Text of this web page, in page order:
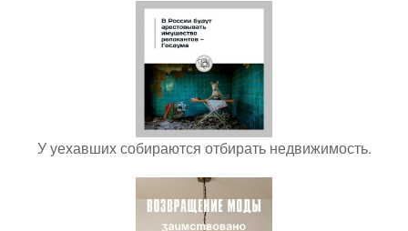
У уехавших собираются отбирать недвижимость.